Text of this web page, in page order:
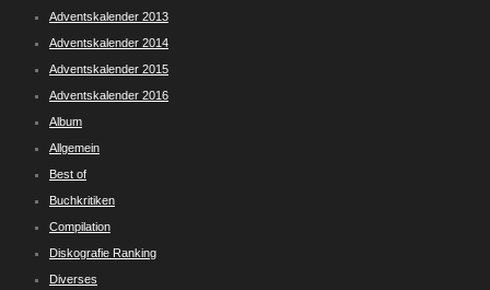
Adventskalender 2013
Adventskalender 2014
Adventskalender 2015
Adventskalender 2016
Album
Allgemein
Best of
Buchkritiken
Compilation
Diskografie Ranking
Diverses